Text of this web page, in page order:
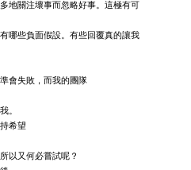
地關注壞事而忽略好事。這極有可
哪些負面假設。有些回覆真的讓我
會失敗，而我的團隊
。
希望
以又何必嘗試呢？